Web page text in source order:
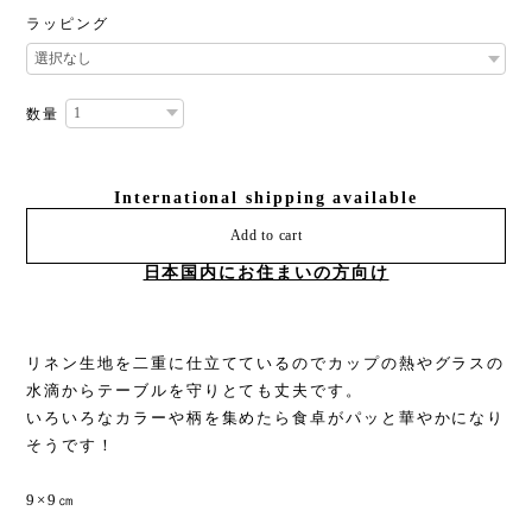
ラッピング
数量
International shipping available
Add to cart
日本国内にお住まいの方向け
リネン生地を二重に仕立てているのでカップの熱やグラスの
水滴からテーブルを守りとても丈夫です。
いろいろなカラーや柄を集めたら食卓がパッと華やかになり
そうです！
9×9㎝